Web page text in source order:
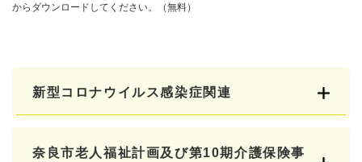
からダウンロードしてください。（無料）
新型コロナウイルス感染症関連
奈良市老人福祉計画及び第10期介護保険事